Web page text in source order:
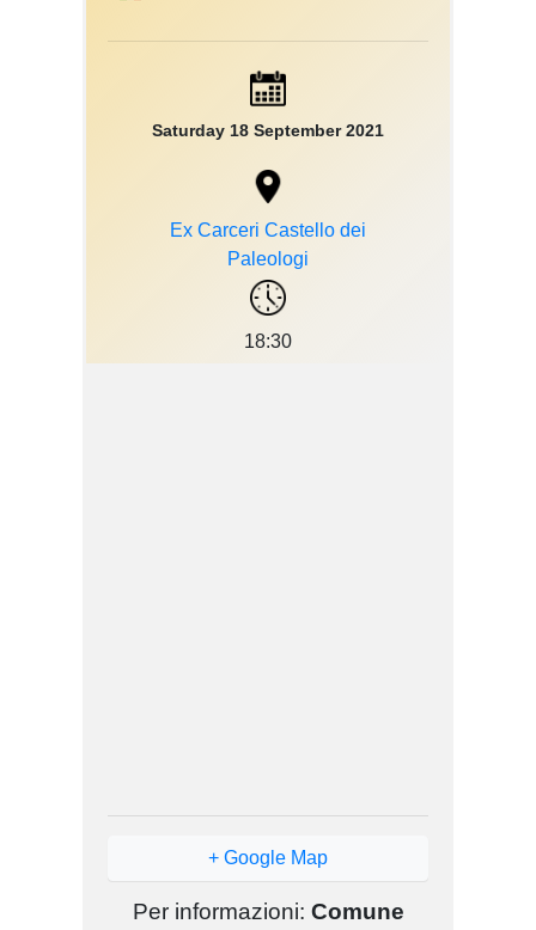
Saturday 18 September 2021
Ex Carceri Castello dei
Paleologi
18:30
+ Google Map
Per informazioni: Comune